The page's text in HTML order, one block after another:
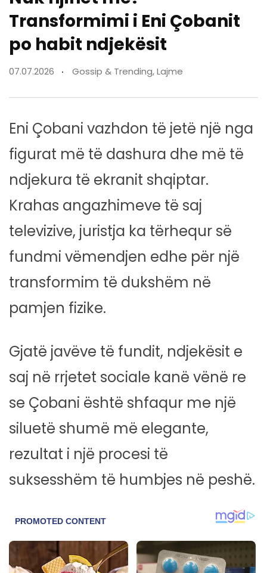
Transformimi i Eni Çobanit
po habit ndjekësit
07.07.2026 Gossip & Trending,Lajme
Eni Çobani vazhdon të jetë një nga
figurat më të dashura dhe më të
ndjekura të ekranit shqiptar.
Krahas angazhimeve të saj
televizive, juristja ka tërhequr së
fundmi vëmendjen edhe për një
transformim të dukshëm në
pamjen fizike.
Gjatë javëve të fundit, ndjekësit e
saj në rrjetet sociale kanë vënë re
se Çobani është shfaqur me një
siluetë shumë më elegante,
rezultat i një procesi të
suksesshëm të humbjes në peshë.